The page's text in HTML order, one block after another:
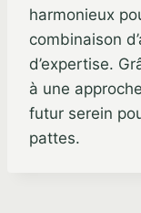
harmonieux
combinaison
d’expertise.
à une
futur serein
pattes.